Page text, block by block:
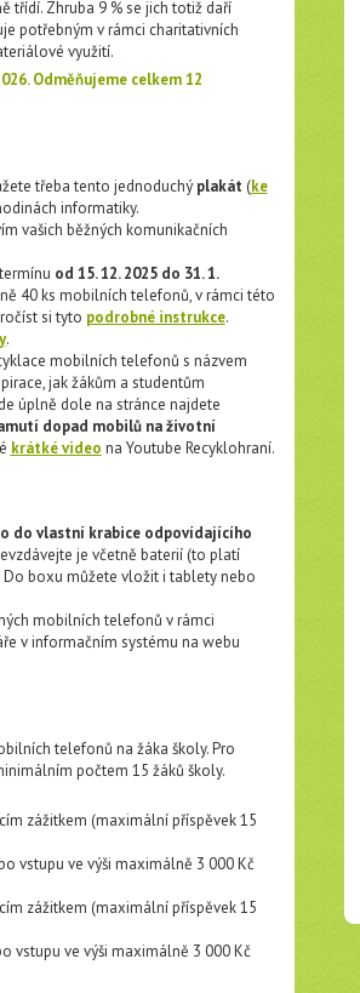
třídí. Zhruba 9 % se jich totiž daří
potřebným v rámci charitativních
využití.
Odměňujeme celkem 12
třeba tento jednoduchý plakát (ke
informatiky.
vašich běžných komunikačních
od 15. 12. 2025 do 31. 1.
40 ks mobilních telefonů, v rámci této
si tyto podrobné instrukce.
.
mobilních telefonů s názvem
jak žákům a studentům
úplně dole na stránce najdete
dopad mobilů na životní
krátké video na Youtube Recyklohraní.
do vlastní krabice odpovídajícího
je včetně baterií (to platí
boxu můžete vložit i tablety nebo
mobilních telefonů v rámci
v informačním systému na webu
telefonů na žáka školy. Pro
počtem 15 žáků školy.
zážitkem (maximální příspěvek 15
vstupu ve výši maximálně 3 000 Kč
zážitkem (maximální příspěvek 15
vstupu ve výši maximálně 3 000 Kč